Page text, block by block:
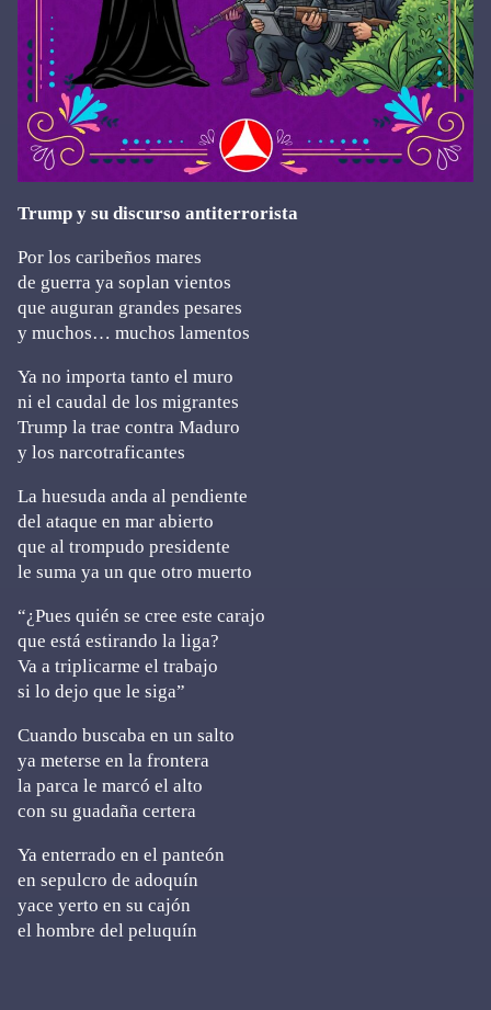
Trump y su discurso antiterrorista
Por los caribeños mares
de guerra ya soplan vientos
que auguran grandes pesares
y muchos… muchos lamentos
Ya no importa tanto el muro
ni el caudal de los migrantes
Trump la trae contra Maduro
y los narcotraficantes
La huesuda anda al pendiente
del ataque en mar abierto
que al trompudo presidente
le suma ya un que otro muerto
“¿Pues quién se cree este carajo
que está estirando la liga?
Va a triplicarme el trabajo
si lo dejo que le siga”
Cuando buscaba en un salto
ya meterse en la frontera
la parca le marcó el alto
con su guadaña certera
Ya enterrado en el panteón
en sepulcro de adoquín
yace yerto en su cajón
el hombre del peluquín